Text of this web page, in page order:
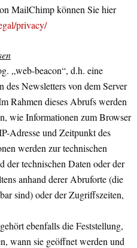
MailChimp können Sie hier
privacy/
„web-beacon“, d.h. eine
Newsletters von dem Server
Rahmen dieses Abrufs werden
wie Informationen zum Browser
Adresse und Zeitpunkt des
werden zur technischen
der technischen Daten oder der
anhand derer Abruforte (die
sind) oder der Zugriffszeiten,
ebenfalls die Feststellung,
wann sie geöffnet werden und